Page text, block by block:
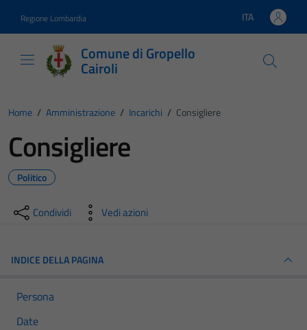
Regione Lombardia Lingua attiva:
ITA
Comune di Gropello
Cairoli
Home / Amministrazione / Incarichi / Consigliere
Consigliere
Politico
Condividi Vedi azioni
INDICE DELLA PAGINA
Persona
Date